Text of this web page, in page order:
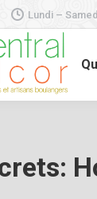
Lundi –